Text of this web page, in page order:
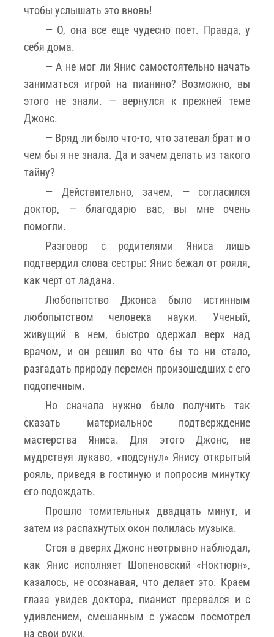
чтобы услышать это вновь!
— О, она все еще чудесно поет. Правда, у
себя дома.
— А не мог ли Янис самостоятельно начать
заниматься игрой на пианино? Возможно, вы
этого не знали. — вернулся к прежней теме
Джонс.
— Вряд ли было что-то, что затевал брат и о
чем бы я не знала. Да и зачем делать из такого
тайну?
— Действительно, зачем, — согласился
доктор, — благодарю вас, вы мне очень
помогли.
Разговор с родителями Яниса лишь
подтвердил слова сестры: Янис бежал от рояля,
как черт от ладана.
Любопытство Джонса было истинным
любопытством человека науки. Ученый,
живущий в нем, быстро одержал верх над
врачом, и он решил во что бы то ни стало,
разгадать природу перемен произошедших с его
подопечным.
Но сначала нужно было получить так
сказать материальное подтверждение
мастерства Яниса. Для этого Джонс, не
мудрствуя лукаво, «подсунул» Янису открытый
рояль, приведя в гостиную и попросив минутку
его подождать.
Прошло томительных двадцать минут, и
затем из распахнутых окон полилась музыка.
Стоя в дверях Джонс неотрывно наблюдал,
как Янис исполняет Шопеновский «Ноктюрн»,
казалось, не осознавая, что делает это. Краем
глаза увидев доктора, пианист прервался и с
удивлением, смешанным с ужасом посмотрел
на свои руки.